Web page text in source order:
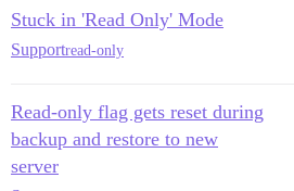
Stuck in 'Read Only' Mode
Supportread-only
Read-only flag gets reset during
backup and restore to new
server